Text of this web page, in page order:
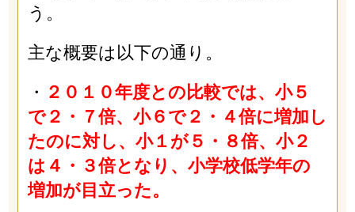
う。
主な概要は以下の通り。
・ ２０１０年度との比較では、小５
で２・７倍、小６で２・４倍に増加し
たのに対し、小１が５・８倍、小２
は４・３倍となり、小学校低学年の
増加が目立った。